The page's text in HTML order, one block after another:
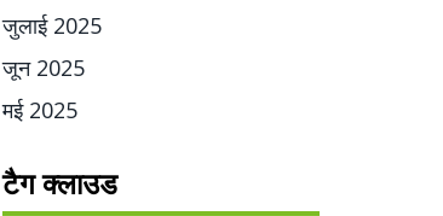
जुलाई 2025
जून 2025
मई 2025
टैग क्लाउड